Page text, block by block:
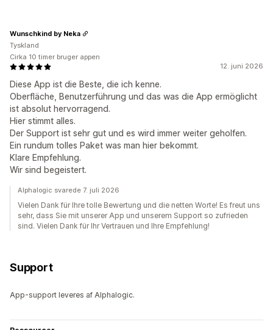
12. juni 2026
Diese App ist die Beste, die ich kenne.
Oberfläche, Benutzerführung und das was die App ermöglicht
ist absolut hervorragend.
Hier stimmt alles.
Der Support ist sehr gut und es wird immer weiter geholfen.
Ein rundum tolles Paket was man hier bekommt.
Klare Empfehlung.
Wir sind begeistert.
Wunschkind by Neka
Tyskland
Cirka 10 timer bruger appen
Alphalogic svarede 7. juli 2026
Vielen Dank für Ihre tolle Bewertung und die netten Worte! Es freut uns
sehr, dass Sie mit unserer App und unserem Support so zufrieden
sind. Vielen Dank für Ihr Vertrauen und Ihre Empfehlung!
Support
App-support leveres af Alphalogic.